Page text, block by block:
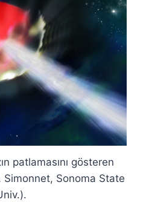
patlamasını gösteren
Sonoma State